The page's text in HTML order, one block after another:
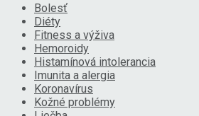
Bolesť
Diéty
Fitness a výživa
Hemoroidy
Histamínová intolerancia
Imunita a alergia
Koronavírus
Kožné problémy